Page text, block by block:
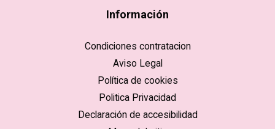
Información
Condiciones contratacion
Aviso Legal
Política de cookies
Politica Privacidad
Declaración de accesibilidad